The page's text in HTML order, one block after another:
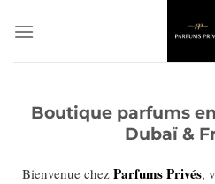
au
Boutique parfums
Dubaï &
Bienvenue chez Parfums Privés,